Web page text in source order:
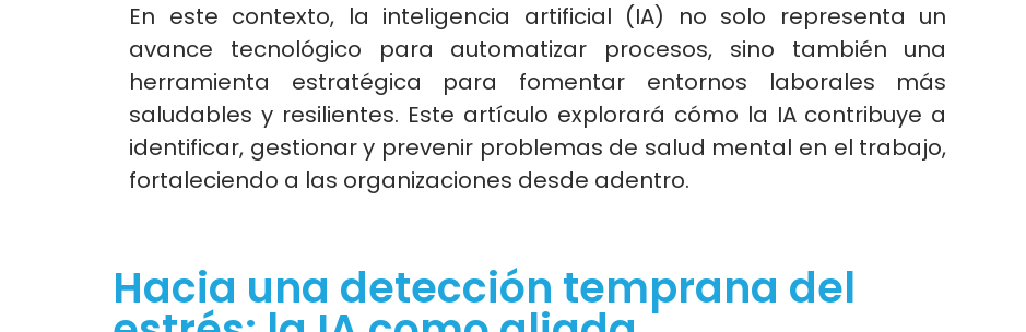
En este contexto, la inteligencia artificial (IA) no solo representa un
avance tecnológico para automatizar procesos, sino también una
herramienta estratégica para fomentar entornos laborales más
saludables y resilientes. Este artículo explorará cómo la IA contribuye a
identificar, gestionar y prevenir problemas de salud mental en el trabajo,
fortaleciendo a las organizaciones desde adentro.
Hacia una detección temprana del